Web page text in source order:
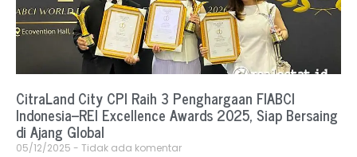
CitraLand City CPI Raih 3 Penghargaan FIABCI
Indonesia–REI Excellence Awards 2025, Siap Bersaing
di Ajang Global
05/12/2025 Tidak ada komentar